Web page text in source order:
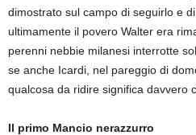
dimostrato sul campo di seguirlo e
ultimamente il povero Walter era
perenni nebbie milanesi interrotte
se anche Icardi, nel pareggio di
qualcosa da ridire significa davvero
Il primo Mancio nerazzurro